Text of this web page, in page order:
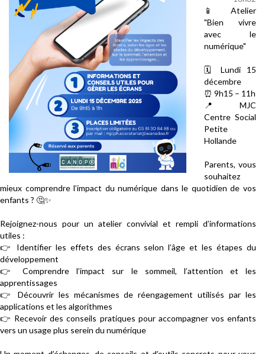
📱
Atelier
"Bien vivre
avec le
numérique"
🗓️
Lundi 15
décembre
⏰ 9h15 – 11h
📍
MJC
Centre Social
Petite
Hollande
Parents, vous
souhaitez
mieux comprendre l’impact du numérique dans le quotidien de vos
enfants ? 🤔✨
Rejoignez-nous pour un atelier convivial et rempli d’informations
utiles :
👉
Identifier les effets des écrans selon l’âge et les étapes du
développement
👉
Comprendre l’impact sur le sommeil, l’attention et les
apprentissages
👉
Découvrir les mécanismes de réengagement utilisés par les
applications et les algorithmes
👉 Recevoir des conseils pratiques pour accompagner vos enfants
vers un usage plus serein du numérique